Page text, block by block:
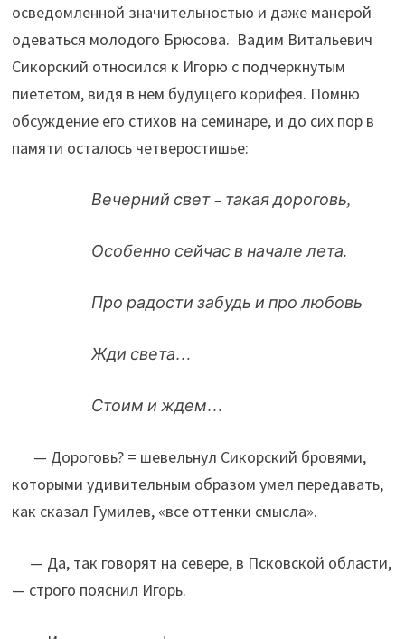
осведомленной значительностью и даже манерой
одеваться молодого Брюсова. Вадим Витальевич
Сикорский относился к Игорю с подчеркнутым
пиететом, видя в нем будущего корифея. Помню
обсуждение его стихов на семинаре, и до сих пор в
памяти осталось четверостишье:
Вечерний свет – такая дороговь,
Особенно сейчас в начале лета.
Про радости забудь и про любовь
Жди света…
Стоим и ждем…
— Дороговь? = шевельнул Сикорский бровями,
которыми удивительным образом умел передавать,
как сказал Гумилев, «все оттенки смысла».
— Да, так говорят на севере, в Псковской области,
— строго пояснил Игорь.